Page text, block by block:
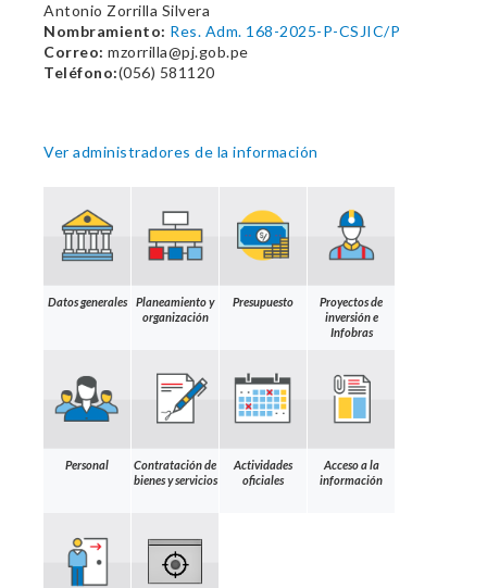
Antonio Zorrilla Silvera
Nombramiento: Res. Adm. 168-2025-P-CSJIC/P
Correo: mzorrilla@pj.gob.pe
Teléfono:(056) 581120
Ver administradores de la información
Datos generales
Planeamiento y
organización
Presupuesto
Proyectos de
inversión e
Infobras
Personal
Contratación de
bienes y servicios
Actividades
oficiales
Acceso a la
información